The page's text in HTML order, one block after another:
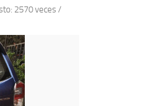
2570 veces /